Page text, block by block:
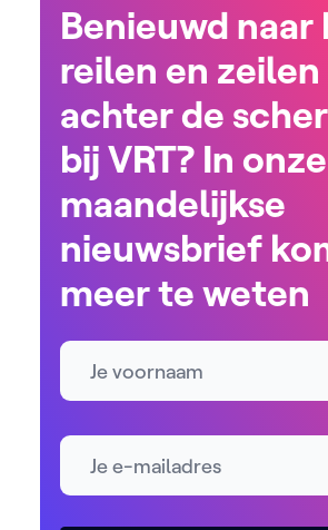
Benieuwd naar
reilen en zeilen
achter de
bij VRT? In onze
maandelijkse
nieuwsbrief
meer te weten
Naam
E-mailadres *